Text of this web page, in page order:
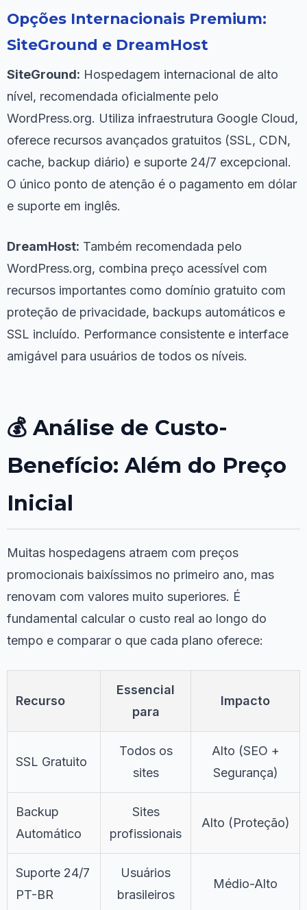
Opções Internacionais Premium:
SiteGround e DreamHost
SiteGround: Hospedagem internacional de alto
nível, recomendada oficialmente pelo
WordPress.org. Utiliza infraestrutura Google Cloud,
oferece recursos avançados gratuitos (SSL, CDN,
cache, backup diário) e suporte 24/7 excepcional.
O único ponto de atenção é o pagamento em dólar
e suporte em inglês.
DreamHost: Também recomendada pelo
WordPress.org, combina preço acessível com
recursos importantes como domínio gratuito com
proteção de privacidade, backups automáticos e
SSL incluído. Performance consistente e interface
amigável para usuários de todos os níveis.
💰 Análise de Custo-
Benefício: Além do Preço
Inicial
Muitas hospedagens atraem com preços
promocionais baixíssimos no primeiro ano, mas
renovam com valores muito superiores. É
fundamental calcular o custo real ao longo do
tempo e comparar o que cada plano oferece:
Recurso
Essencial
para
Impacto
SSL Gratuito
Todos os
sites
Alto (SEO +
Segurança)
Backup
Automático
Sites
profissionais
Alto (Proteção)
Suporte 24/7
PT-BR
Usuários
brasileiros
Médio-Alto